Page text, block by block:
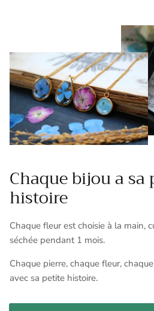
Chaque bijou a sa
histoire
Chaque fleur est choisie à la main,
séchée pendant 1 mois.
Chaque pierre, chaque fleur,
avec sa petite histoire.